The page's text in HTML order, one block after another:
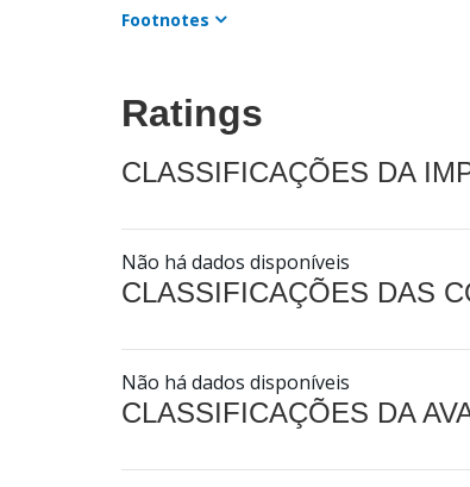
Footnotes
Ratings
CLASSIFICAÇÕES DA
Não há dados disponíveis
CLASSIFICAÇÕES DAS
Não há dados disponíveis
CLASSIFICAÇÕES DA